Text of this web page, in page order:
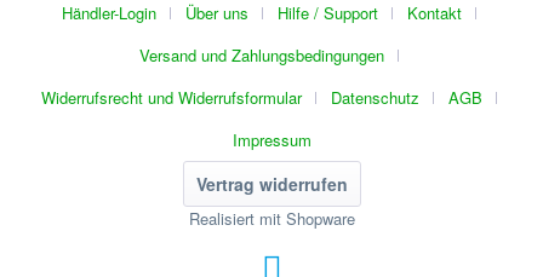
Händler-Login Über uns Hilfe / Support
Kontakt
Versand und Zahlungsbedingungen
Widerrufsrecht und Widerrufsformular
Datenschutz
AGB
Impressum
Vertrag widerrufen
Realisiert mit Shopware